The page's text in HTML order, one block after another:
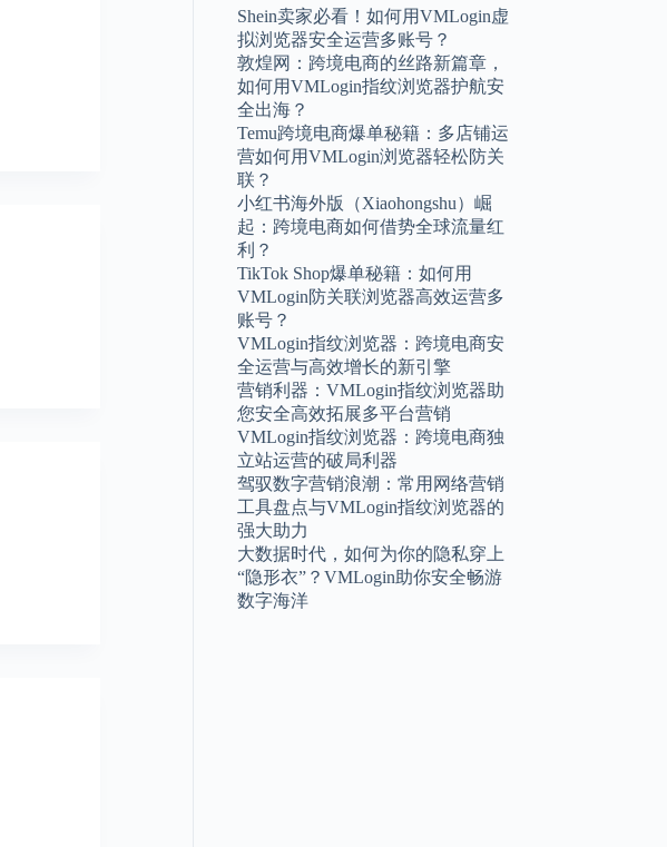
Shein卖家必看！如何用VMLogin虚
拟浏览器安全运营多账号？
敦煌网：跨境电商的丝路新篇章，
如何用VMLogin指纹浏览器护航安
全出海？
Temu跨境电商爆单秘籍：多店铺运
营如何用VMLogin浏览器轻松防关
联？
小红书海外版（Xiaohongshu）崛
起：跨境电商如何借势全球流量红
利？
TikTok Shop爆单秘籍：如何用
VMLogin防关联浏览器高效运营多
账号？
VMLogin指纹浏览器：跨境电商安
全运营与高效增长的新引擎
营销利器：VMLogin指纹浏览器助
您安全高效拓展多平台营销
VMLogin指纹浏览器：跨境电商独
立站运营的破局利器
驾驭数字营销浪潮：常用网络营销
工具盘点与VMLogin指纹浏览器的
强大助力
大数据时代，如何为你的隐私穿上
“隐形衣”？VMLogin助你安全畅游
数字海洋